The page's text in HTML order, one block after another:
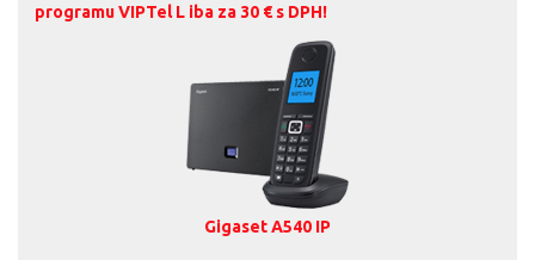
programu VIPTel L iba za 30 € s DPH!
Gigaset A540 IP